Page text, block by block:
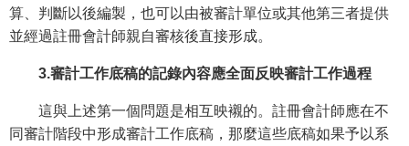
算、判斷以後編製，也可以由被審計單位或其他第三者提供
並經過註冊會計師親自審核後直接形成。
3.審計工作底稿的記錄內容應全面反映審計工作過程
這與上述第一個問題是相互映襯的。註冊會計師應在不
同審計階段中形成審計工作底稿，那麼這些底稿如果予以系